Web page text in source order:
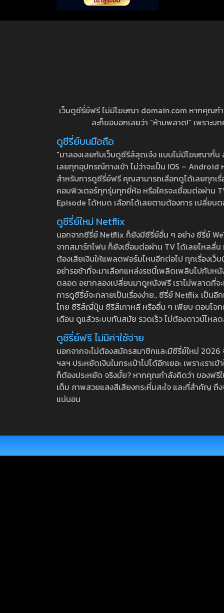
เว็บดูซีรี่ย์ฟรี ไม่มีโฆษณา domain.com หากคุณก
ละก็ขอบอกเลยว่า “ห้ามพลาด!” เพราะ
ดูซีรี่ย์บนมือถือ
"มาลองเลยกับเว็บดูซีรีส์สุดเจ๋ง แบบไม่มีโฆษณากั้
เลยทุกอุปกรณ์ทางเข้า ไม่ว่าจะเป็น IOS –
สำหรับการดูซีรี่ย์ฟรี คุณสามารถเลือกดูได้เลยทุกเ
คอมพิวเตอร์ทุกรุ่นทุกยี่ห้อ หรือใครจะเชื่อมต่อผ่าน
Episode ได้หมด เลือกได้เลยตามต้องการ เปลี่ยน
ดูซีรี่ย์ใหม่ Netflix
นอกจากซีรี่ย์ Netflix ก็ยังมีซีรี่ย์อื่น ๆ อย่าง ซีรี่ย์
จากสมาร์ทโฟน ก็ยังเชื่อมต่อผ่าน TV ได้เลยไหลลื่
ต้องเสียเงินให้แพลตฟอร์มไหนอีกต่อไป ทุกเรื่องเว็
อย่ารอช้าที่จะมาเลือกแหล่งรชนี้เพลิดเพลินไปกับห
ตลอด อยากลองเปลี่ยนมาดูหนังฟรี เราไม่พลาดที่
การดูซีรี่ย์จะกลายเป็นเรื่องง่าย.. ซีรี่ย์ Netflix เป็น
ไทย ซีรีส์ญี่ปุ่น ซีรีส์เกาหลี หรืออื่น ๆ เพียบ ตอบโจท
เดือน ดูแล้วระบบทันสมัย รวดเร็ว ไม่ต้องดาวน์โห
ดูซีรี่ย์ฟรี ไม่มีค่าใช้จ่าย
นอกจากจะไม่ต้องสมัครสมาชิกและมีซีรี่ย์ใหม่
ฯลฯ ประหยัดเงินในกระเป๋าไปได้อีกเยอะ เพราะเร
ก็ต้องประหยัด จริงมั้ย? หากคุณกำลังคิดว่า ของฟ
เต็ม ภาพสวยแสงสีเสียงกระหึ่มสะใจ และที่สำคัญ
แน่นอน